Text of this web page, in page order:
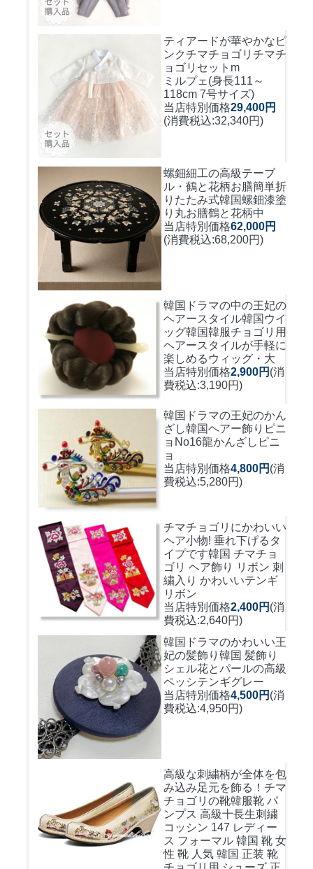
ティアードが華やかなピ
ンクチマチョゴリ チマチ
ョゴリセットm
ミルプェ(身長111～
118cm 7号サイズ)
当店特別価格29,400円
(消費税込:32,340円)
螺鈿細工の高級テーブ
ル・鶴と花柄お膳簡単折
りたたみ式韓国螺鈿漆塗
り丸お膳鶴と花柄中
当店特別価格62,000円
(消費税込:68,200円)
韓国ドラマの中の王妃の
ヘアースタイル韓国ウイ
ッグ韓国韓服チョゴリ用
ヘアースタイルが手軽に
楽しめるウィッグ・大
当店特別価格2,900円 (消
費税込:3,190円)
韓国ドラマの王妃のかん
ざし韓国ヘアー飾りピニ
ョNo16龍かんざしピニ
ョ
当店特別価格4,800円 (消
費税込:5,280円)
チマチョゴリにかわいい
ヘア小物! 垂れ下げるタ
イプです韓国 チマチョ
ゴリ ヘア飾り リボン 刺
繍入り かわいいテンギ
リボン
当店特別価格2,400円 (消
費税込:2,640円)
韓国ドラマのかわいい王
妃の髪飾り 韓国 髪飾り
シェル花とパールの高級
ペッシテンギグレー
当店特別価格4,500円 (消
費税込:4,950円)
高級な刺繍柄が全体を包
み込み足元を飾る！ チマ
チョゴリの靴韓服靴 パ
ンプス 高級十長生刺繍
コッシン 147 レディー
ス フォーマル 韓国 靴 女
性 靴 人気 韓国 正装 靴